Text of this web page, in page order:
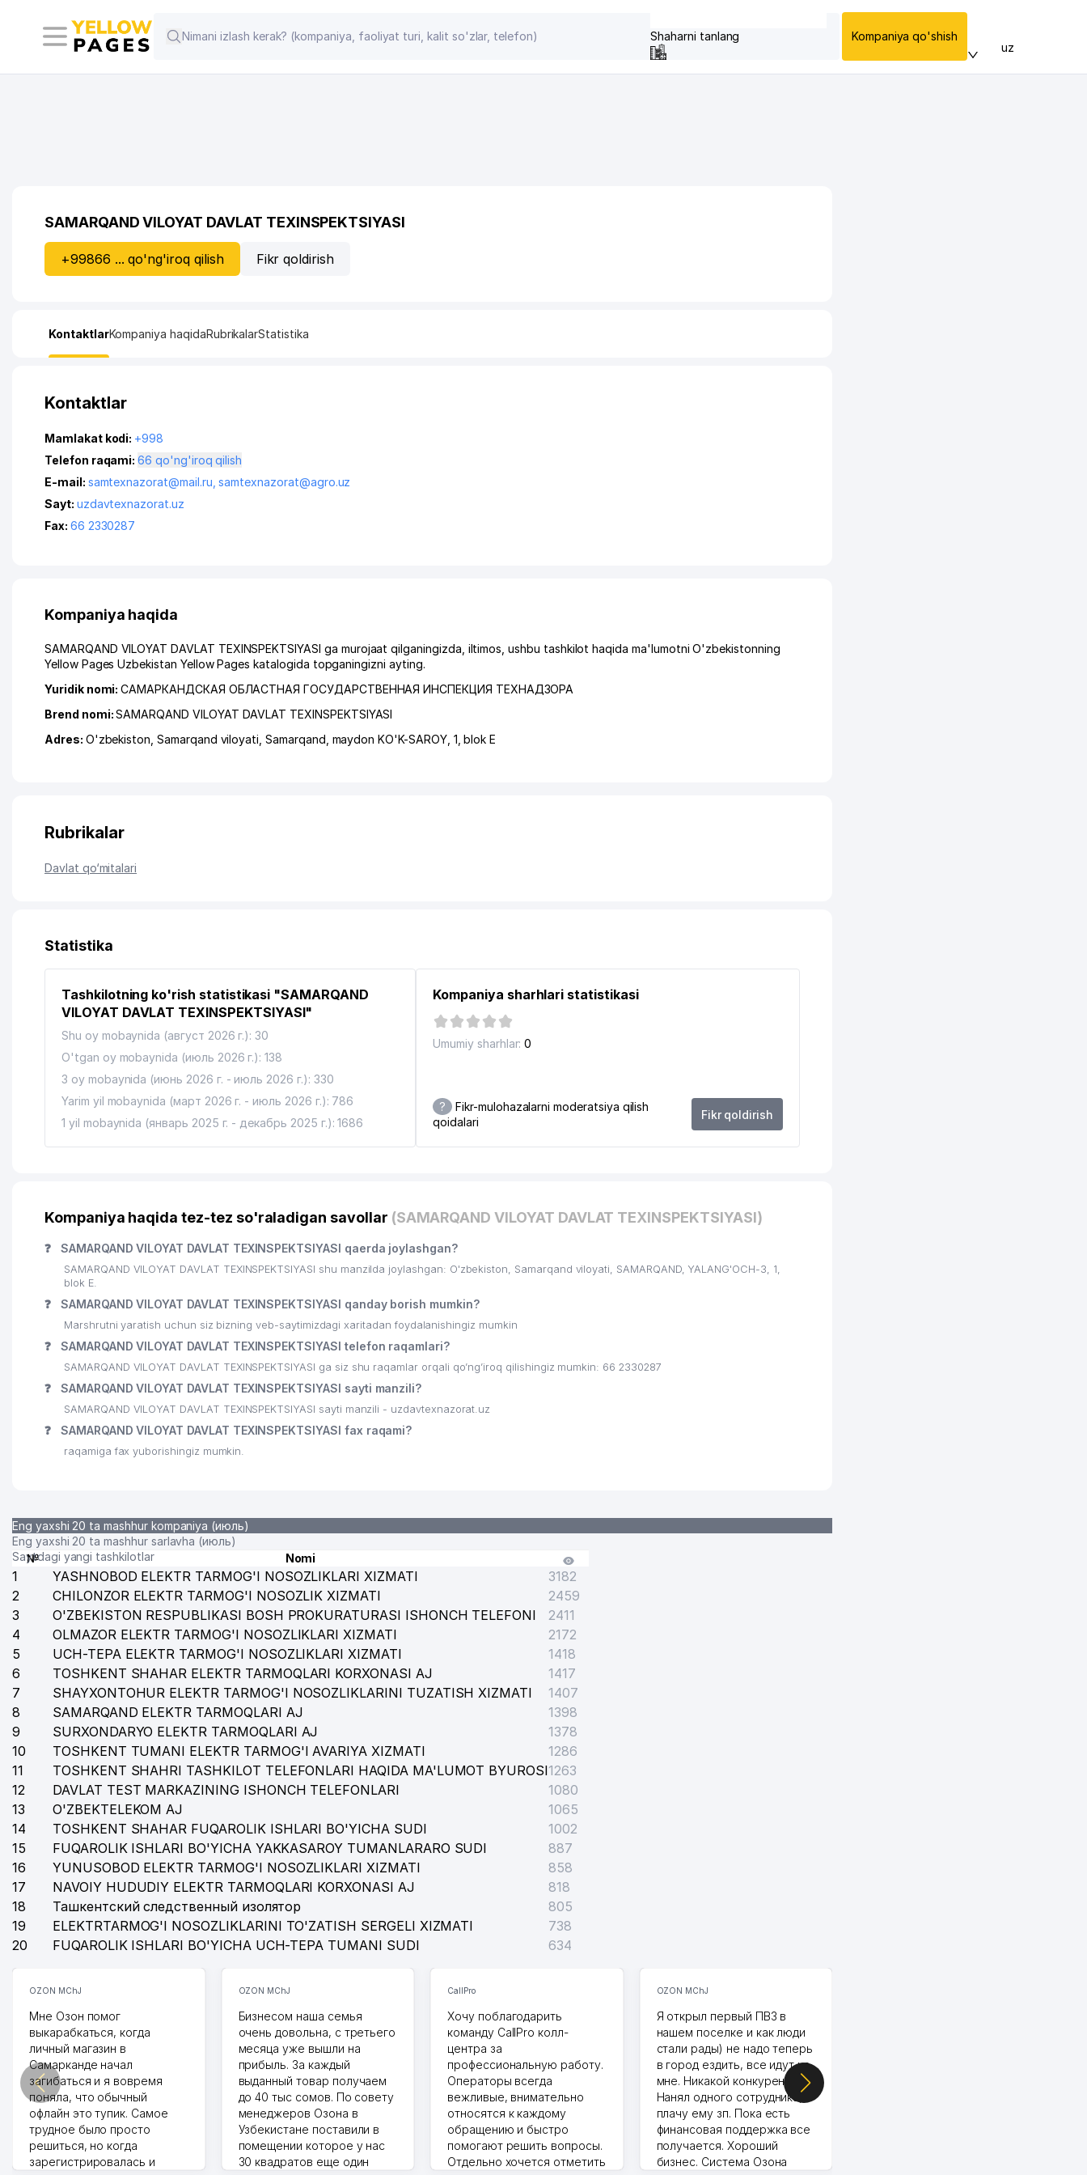
Shaharni tanlang Kompaniya qo'shish
uz
SAMARQAND VILOYAT DAVLAT TEXINSPEKTSIYASI
+99866 ... qo'ng'iroq qilish Fikr qoldirish
KontaktlarKompaniya haqidaRubrikalarStatistika
Kontaktlar
Mamlakat kodi: +998
Telefon raqami:
66 qo'ng'iroq qilish
E-mail: samtexnazorat@mail.ru ,samtexnazorat@agro.uz
Sayt: uzdavtexnazorat.uz
Fax: 66 2330287
Kompaniya haqida
SAMARQAND VILOYAT DAVLAT TEXINSPEKTSIYASI ga murojaat qilganingizda, iltimos, ushbu tashkilot haqida ma'lumotni O'zbekistonning
Yellow Pages Uzbekistan Yellow Pages katalogida topganingizni ayting.
Yuridik nomi:САМАРКАНДСКАЯ ОБЛАСТНАЯ ГОСУДАРСТВЕННАЯ ИНСПЕКЦИЯ ТЕХНАДЗОРА
Brend nomi:SAMARQAND VILOYAT DAVLAT TEXINSPEKTSIYASI
Adres: O'zbekiston,Samarqand viloyati ,Samarqand maydon KO'K-SAROY, 1, blok Е
Rubrikalar
Davlat qo‘mitalari
Statistika
Tashkilotning ko'rish statistikasi "SAMARQAND
VILOYAT DAVLAT TEXINSPEKTSIYASI"
Shu oy mobaynida (август 2026 г.): 30
O'tgan oy mobaynida (июль 2026 г.): 138
3 oy mobaynida (июнь 2026 г. - июль 2026 г.): 330
Yarim yil mobaynida (март 2026 г. - июль 2026 г.): 786
1 yil mobaynida (январь 2025 г. - декабрь 2025 г.): 1686
Kompaniya sharhlari statistikasi
Umumiy sharhlar: 0
?
Fikr-mulohazalarni moderatsiya qilish
qoidalari
Fikr qoldirish
Kompaniya haqida tez-tez so'raladigan savollar (SAMARQAND VILOYAT DAVLAT TEXINSPEKTSIYASI)
❓ SAMARQAND VILOYAT DAVLAT TEXINSPEKTSIYASI qaerda joylashgan?
SAMARQAND VILOYAT DAVLAT TEXINSPEKTSIYASI shu manzilda joylashgan: O'zbekiston, Samarqand viloyati, SAMARQAND, YALANG'OCH-3, 1,
blok Е.
❓ SAMARQAND VILOYAT DAVLAT TEXINSPEKTSIYASI qanday borish mumkin?
Marshrutni yaratish uchun siz bizning veb-saytimizdagi xaritadan foydalanishingiz mumkin
❓ SAMARQAND VILOYAT DAVLAT TEXINSPEKTSIYASI telefon raqamlari?
SAMARQAND VILOYAT DAVLAT TEXINSPEKTSIYASI ga siz shu raqamlar orqali qo’ng’iroq qilishingiz mumkin: 66 2330287
❓ SAMARQAND VILOYAT DAVLAT TEXINSPEKTSIYASI sayti manzili?
SAMARQAND VILOYAT DAVLAT TEXINSPEKTSIYASI sayti manzili - uzdavtexnazorat.uz
❓ SAMARQAND VILOYAT DAVLAT TEXINSPEKTSIYASI fax raqami?
raqamiga fax yuborishingiz mumkin.
Eng yaxshi 20 ta mashhur kompaniya (июль)
Eng yaxshi 20 ta mashhur sarlavha (июль)
Saytdagi yangi tashkilotlar
№ Nomi
1 YASHNOBOD ELEKTR TARMOG'I NOSOZLIKLARI XIZMATI
3182
2
CHILONZOR ELEKTR TARMOG'I NOSOZLIK XIZMATI
2459
3
O'ZBEKISTON RESPUBLIKASI BOSH PROKURATURASI ISHONCH TELEFONI
2411
4
OLMAZOR ELEKTR TARMOG'I NOSOZLIKLARI XIZMATI
2172
5
UCH-TEPA ELEKTR TARMOG'I NOSOZLIKLARI XIZMATI
1418
6
TOSHKENT SHAHAR ELEKTR TARMOQLARI KORXONASI AJ
1417
7
SHAYXONTOHUR ELEKTR TARMOG'I NOSOZLIKLARINI TUZATISH XIZMATI
1407
8
SAMARQAND ELEKTR TARMOQLARI AJ
1398
9
SURXONDARYO ELEKTR TARMOQLARI AJ
1378
10
TOSHKENT TUMANI ELEKTR TARMOG'I AVARIYA XIZMATI
1286
11
TOSHKENT SHAHRI TASHKILOT TELEFONLARI HAQIDA MA'LUMOT BYUROSI1263
12
DAVLAT TEST MARKAZINING ISHONCH TELEFONLARI
1080
13
O'ZBEKTELEKOM AJ
1065
14
TOSHKENT SHAHAR FUQAROLIK ISHLARI BO'YICHA SUDI
1002
15
FUQAROLIK ISHLARI BO'YICHA YAKKASAROY TUMANLARARO SUDI
887
16
YUNUSOBOD ELEKTR TARMOG'I NOSOZLIKLARI XIZMATI
858
17
NAVOIY HUDUDIY ELEKTR TARMOQLARI KORXONASI AJ
818
18
Ташкентский следственный изолятор
805
19
ELEKTRTARMOG'I NOSOZLIKLARINI TO'ZATISH SERGELI XIZMATI
738
20
FUQAROLIK ISHLARI BO'YICHA UCH-TEPA TUMANI SUDI 634
OZON MChJ
Мне Озон помог
выкарабкаться, когда
личный магазин в
Самарканде начал
загибаться и я вовремя
поняла, что обычный
офлайн это тупик. Самое
трудное было просто
решиться, но когда
зарегистрировалась и
OZON MChJ
Бизнесом наша семья
очень довольна, с третьего
месяца уже вышли на
прибыль. За каждый
выданный товар получаем
до 40 тыс сомов. По совету
менеджеров Озона в
Узбекистане поставили в
помещении которое у нас
30 квадратов еще один
CallPro
Хочу поблагодарить
команду CallPro колл-
центра за
профессиональную работу.
Операторы всегда
вежливые, внимательно
относятся к каждому
обращению и быстро
помогают решить вопросы.
Отдельно хочется отметить
OZON MChJ
Я открыл первый ПВЗ в
нашем поселке и как люди
стали рады) не надо теперь
в город ездить, все идут ко
мне. Никакой конкуренции.
Нанял одного сотрудника,
плачу ему зп. Пока есть
финансовая поддержка все
получается. Хороший
бизнес. Система Озона